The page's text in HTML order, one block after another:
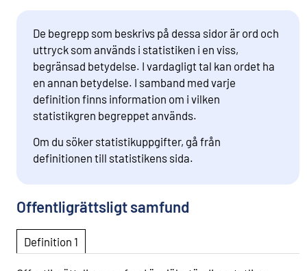
De begrepp som beskrivs på dessa sidor är ord och
uttryck som används i statistiken i en viss,
begränsad betydelse. I vardagligt tal kan ordet ha
en annan betydelse. I samband med varje
definition finns information om i vilken
statistikgren begreppet används.
Om du söker statistikuppgifter, gå från
definitionen till statistikens sida.
Offentligrättsligt samfund
Definition 1